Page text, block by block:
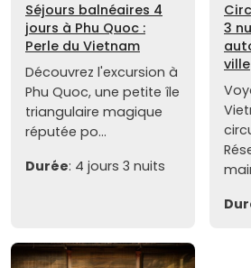
Séjours balnéaires 4
jours à Phu Quoc :
Perle du Vietnam
Découvrez l'excursion à
Phu Quoc, une petite île
triangulaire magique
réputée po...
Durée: 4 jours 3 nuits
3
ville